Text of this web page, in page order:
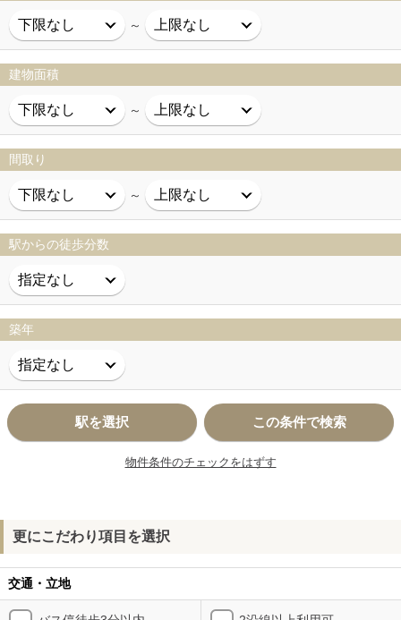
～
建物面積
～
間取り
～
駅からの徒歩分数
築年
駅を選択 この条件で検索
物件条件のチェックをはずす
更にこだわり項目を選択
交通・立地